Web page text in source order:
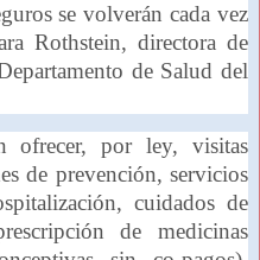
se volverán cada vez
Rothstein, directora de
de Salud del
ofrecer, por ley, visitas
de prevención, servicios
cuidados de
de medicinas